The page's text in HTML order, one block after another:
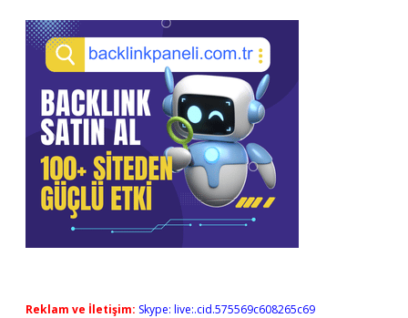
Reklam ve İletişim: Skype: live:.cid.575569c608265c69